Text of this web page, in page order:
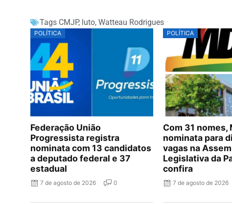
Tags CMJP, luto, Watteau Rodrigues
POLÍTICA
Federação União
Progressista registra
nominata com 13 candidatos
a deputado federal e 37
estadual
7 de agosto de 2026 0
POLÍTICA
Com 31 nomes,
nominata para
vagas na
Legislativa da
confira
7 de agosto de 2026